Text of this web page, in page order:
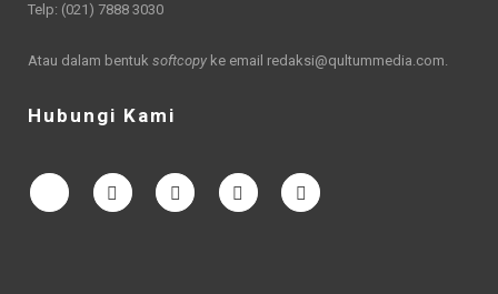
Telp: (021) 7888 3030
Atau dalam bentuk softcopy ke email redaksi@qultummedia.com.
Hubungi Kami